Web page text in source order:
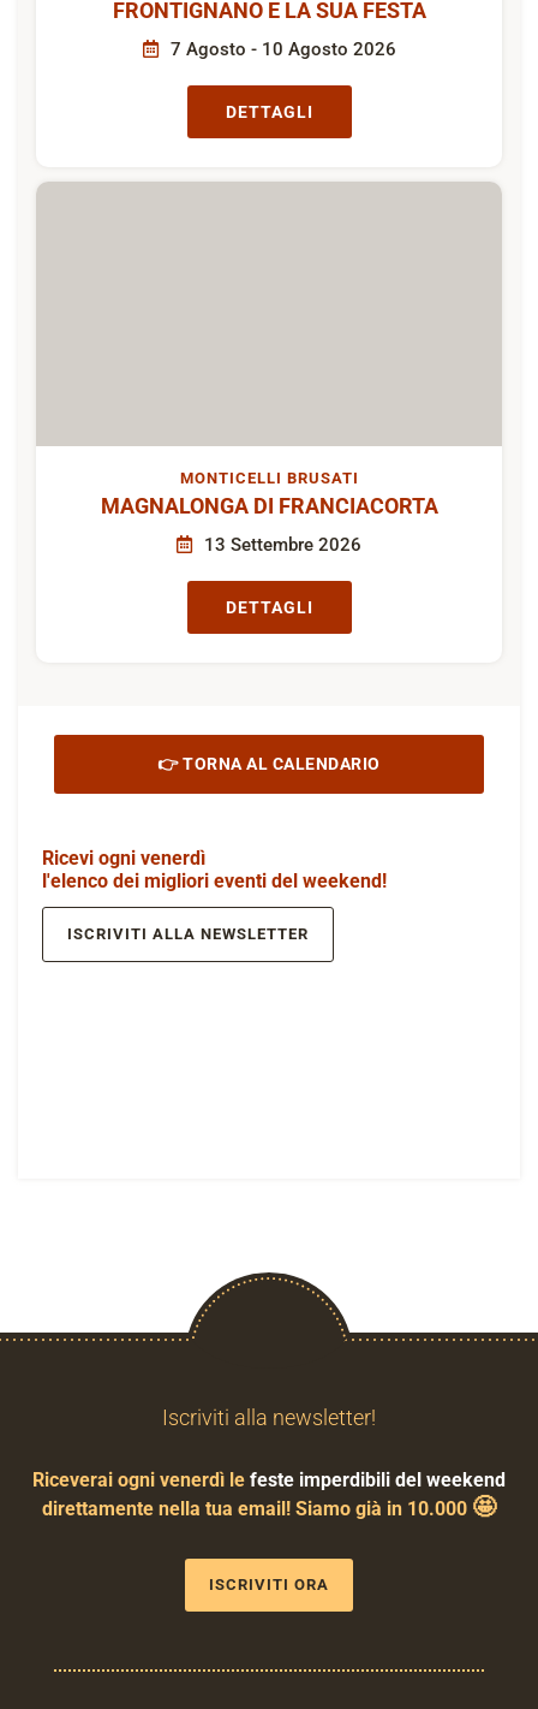
FRONTIGNANO E LA SUA FESTA
7 Agosto - 10 Agosto 2026
DETTAGLI
MONTICELLI BRUSATI
MAGNALONGA DI FRANCIACORTA
13 Settembre 2026
DETTAGLI
👉 TORNA AL CALENDARIO
Ricevi ogni venerdì
l'elenco dei migliori eventi del weekend!
ISCRIVITI ALLA NEWSLETTER
Iscriviti alla newsletter!
Riceverai ogni venerdì le feste imperdibili del weekend
direttamente nella tua email! Siamo già in 10.000 🤩
ISCRIVITI ORA